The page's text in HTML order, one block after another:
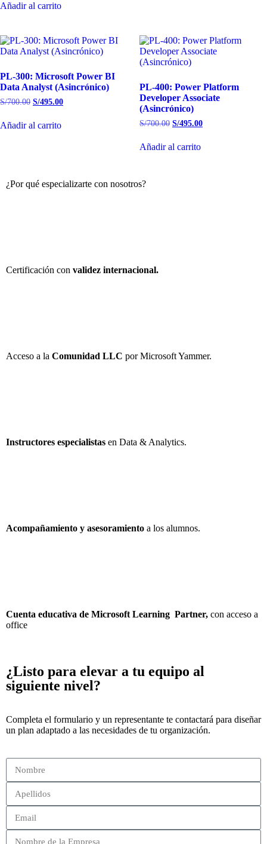
Añadir al carrito
PL-300: Microsoft Power BI
Data Analyst (Asincrónico)
S/700.00 S/495.00
Añadir al carrito
PL-400: Power Platform
Developer Associate
(Asincrónico)
S/700.00 S/495.00
Añadir al carrito
¿Por qué especializarte con nosotros?
Certificación con validez internacional.
Acceso a la Comunidad LLC por Microsoft Yammer.
Instructores especialistas en Data & Analytics.
Acompañamiento y asesoramiento a los alumnos.
Cuenta educativa de Microsoft Learning Partner, con acceso a
office
¿Listo para elevar a tu equipo al
siguiente nivel?
Completa el formulario y un representante te contactará para diseñar
un plan adaptado a las necesidades de tu organización.